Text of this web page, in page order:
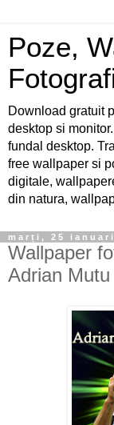
Poze,
Download gratuit
desktop si
fundal desktop.
free wallpaper si
digitale,
din natura,
marți, 25
Wallpaper
Adrian Mutu